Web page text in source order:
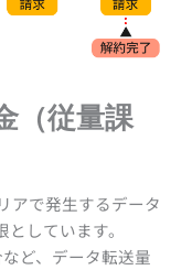
（従量課
アで発生するデータ
しています。
ど、データ転送量